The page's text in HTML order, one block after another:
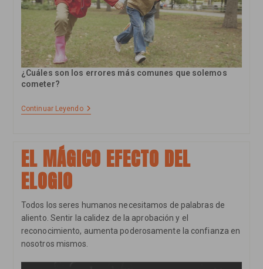
¿Cuáles son los errores más comunes que solemos
cometer?
Continuar Leyendo7
Educación
Para
EL MÁGICO EFECTO DEL
ELOGIO
Todos los seres humanos necesitamos de palabras de
aliento. Sentir la calidez de la aprobación y el
reconocimiento, aumenta poderosamente la confianza en
nosotros mismos.